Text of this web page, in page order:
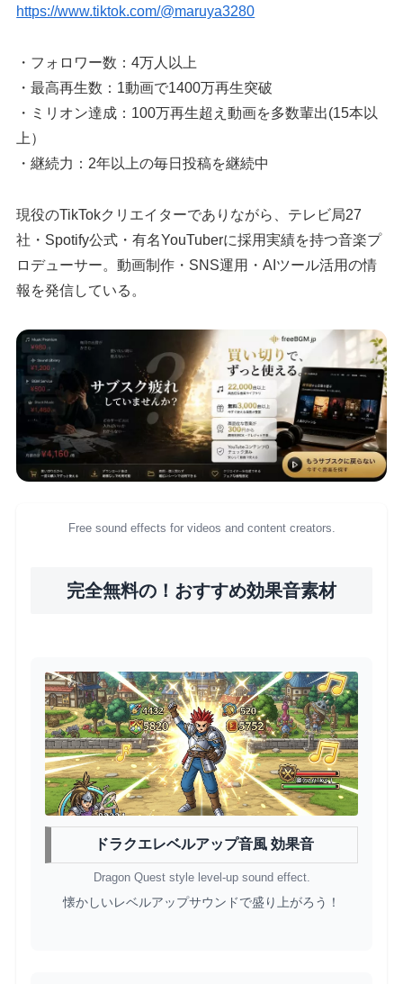
https://www.tiktok.com/@maruya3280
・フォロワー数：4万人以上
・最高再生数：1動画で1400万再生突破
・ミリオン達成：100万再生超え動画を多数輩出(15本以
上）
・継続力：2年以上の毎日投稿を継続中
現役のTikTokクリエイターでありながら、テレビ局27
社・Spotify公式・有名YouTuberに採用実績を持つ音楽プ
ロデューサー。動画制作・SNS運用・AIツール活用の情
報を発信している。
Free sound effects for videos and content creators.
完全無料の！おすすめ効果音素材
ドラクエレベルアップ音風 効果音
Dragon Quest style level-up sound effect.
懐かしいレベルアップサウンドで盛り上がろう！